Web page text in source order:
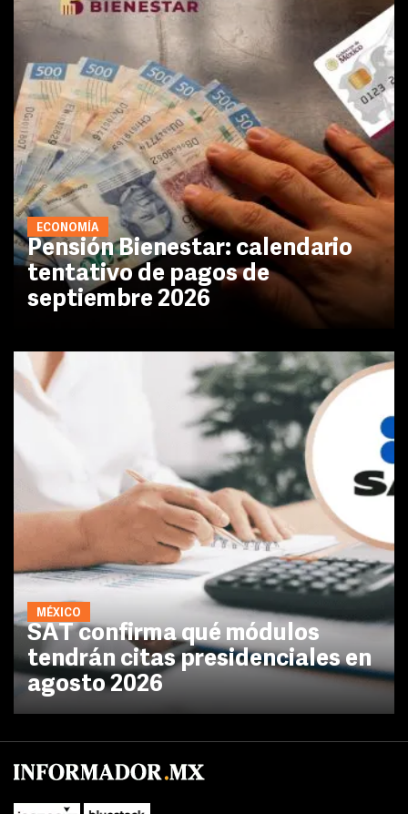
ECONOMÍA
Pensión Bienestar: calendario
tentativo de pagos de
septiembre 2026
MÉXICO
SAT confirma qué módulos
tendrán citas presidenciales en
agosto 2026